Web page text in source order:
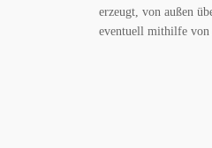
erzeugt, von außen
eventuell mithilfe von